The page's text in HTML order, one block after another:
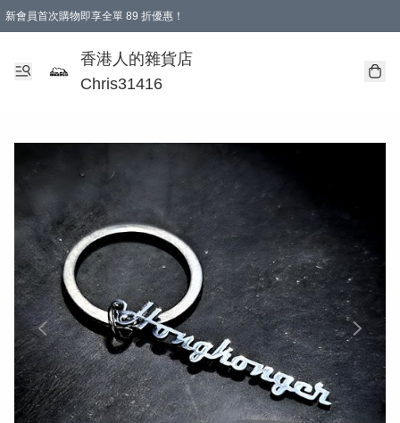
新會員首次購物即享全單 89 折優惠！
購物滿 HKD 499.00即享免運費優惠！（適用於 本地送貨、本地取貨 )
【滿 $300 專屬驚喜：無聲信物（最後一批）】
香港人的雜貨店
Chris31416